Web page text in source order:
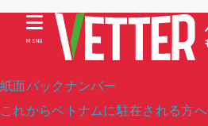
紙面バックナンバー
これからベトナムに駐在される方へ
MENU